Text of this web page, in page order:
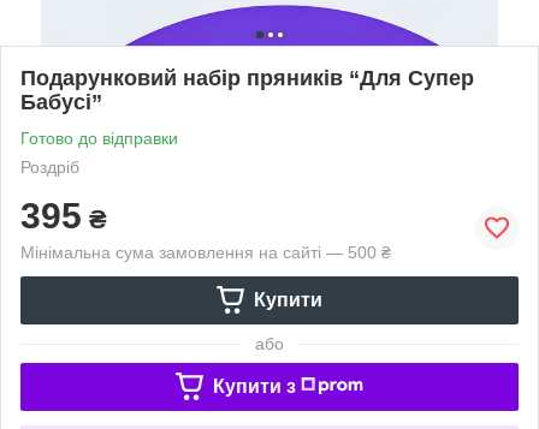
Подарунковий набір пряників “Для Супер
Бабусі”
Готово до відправки
Роздріб
395 ₴
Мінімальна сума замовлення на сайті — 500 ₴
Купити
або
Купити з